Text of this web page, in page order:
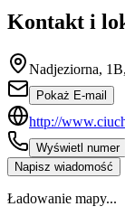
Kontakt i
Nadjeziorna,
Pokaż E-mail
http://
Wyświetl numer
Napisz wiadomość
Ładowanie mapy...